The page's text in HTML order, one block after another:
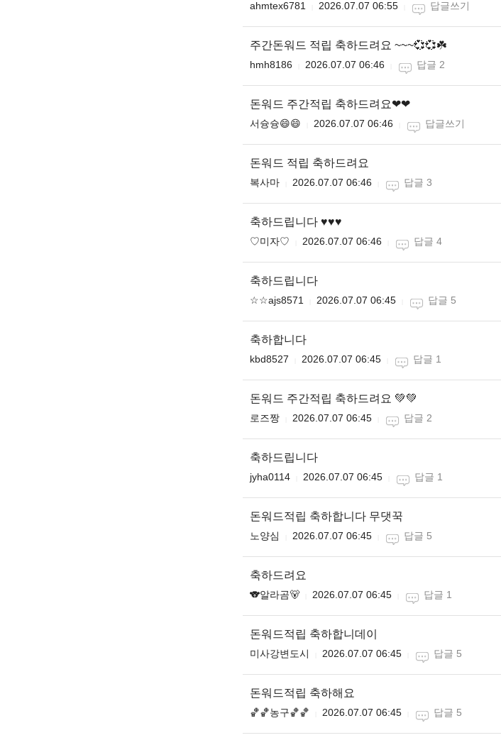
ahmtex6781 2026.07.07 06:55 답글쓰기
주간돈워드 적립 축하드려요 ~~~💞💞☘️
hmh8186 2026.07.07 06:46 답글 2
돈워드 주간적립 축하드려요❤❤
서슝슝😄😄 2026.07.07 06:46 답글쓰기
돈워드 적립 축하드려요
복사마 2026.07.07 06:46 답글 3
축하드립니다 ♥️♥️♥️
♡미자♡ 2026.07.07 06:46 답글 4
축하드립니다
☆☆ajs8571 2026.07.07 06:45 답글 5
축하합니다
kbd8527 2026.07.07 06:45 답글 1
돈워드 주간적립 축하드려요 💚💚
로즈짱 2026.07.07 06:45 답글 2
축하드립니다
jyha0114 2026.07.07 06:45 답글 1
돈워드적립 축하합니다 무댓꾹
노양심 2026.07.07 06:45 답글 5
축하드려요
🐨알라곰🐻 2026.07.07 06:45 답글 1
돈워드적립 축하합니데이
미사강변도시 2026.07.07 06:45 답글 5
돈워드적립 축하해요
🏀🏀농구🏀🏀 2026.07.07 06:45 답글 5